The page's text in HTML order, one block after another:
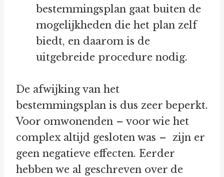
bestemmingsplan gaat buiten de
mogelijkheden die het plan zelf
biedt, en daarom is de
uitgebreide procedure nodig.
De afwijking van het
bestemmingsplan is dus zeer beperkt.
Voor omwonenden – voor wie het
complex altijd gesloten was – zijn er
geen negatieve effecten. Eerder
hebben we al geschreven over de